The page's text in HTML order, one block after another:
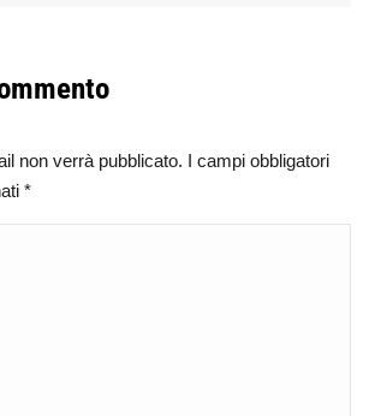
non verrà pubblicato. I campi obbligatori
*